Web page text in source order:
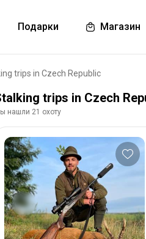
Подарки Магазин
trips in Czech Republic
trips in Czech
нашли 21 охоту